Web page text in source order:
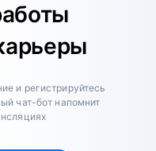
и регистрируйтесь
чат-бот напомнит